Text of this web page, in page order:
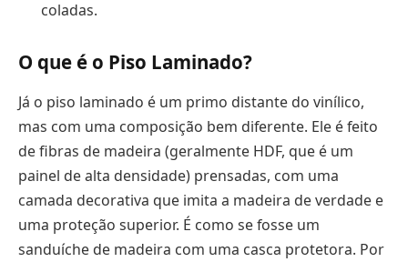
coladas.
O que é o Piso Laminado?
Já o piso laminado é um primo distante do vinílico,
mas com uma composição bem diferente. Ele é feito
de fibras de madeira (geralmente HDF, que é um
painel de alta densidade) prensadas, com uma
camada decorativa que imita a madeira de verdade e
uma proteção superior. É como se fosse um
sanduíche de madeira com uma casca protetora. Por